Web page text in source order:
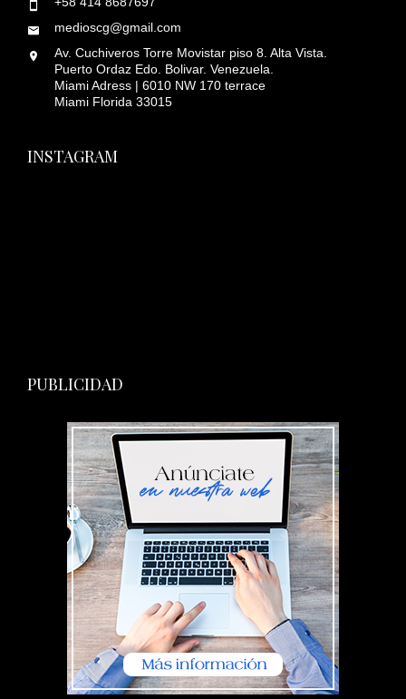
medioscg@gmail.com
Av. Cuchiveros Torre Movistar piso 8. Alta Vista.
Puerto Ordaz Edo. Bolivar. Venezuela.
Miami Adress | 6010 NW 170 terrace
Miami Florida 33015
INSTAGRAM
PUBLICIDAD